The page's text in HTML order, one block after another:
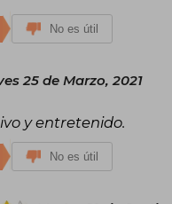
No es útil
25 de Marzo, 2021
y entretenido.
No es útil